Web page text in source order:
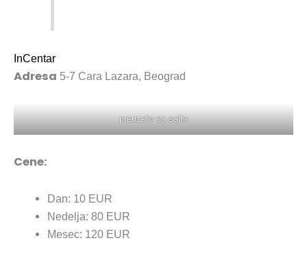
InCentar
Adresa 5-7 Cara Lazara, Beograd
preuzeto sa sajta
Cene:
Dan: 10 EUR
Nedelja: 80 EUR
Mesec: 120 EUR